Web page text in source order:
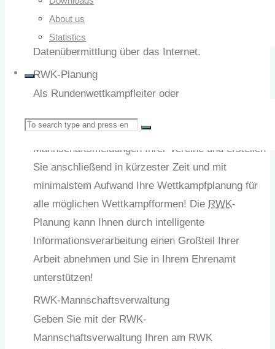
About us
Statistics
Search
Vereinen beim Rundenwettkampf die Möglichkeiten
der modernen Informationsverarbeitung und
Datenübermittlung über das Internet.
RWK-Planung
Als Rundenwettkampfleiter oder
meistern. Überwachen Sie die
Mannschaftsmeldungen Ihrer Vereine und erstellen
Sie anschließend in kürzester Zeit und mit
minimalstem Aufwand Ihre Wettkampfplanung für
alle möglichen Wettkampfformen! Die RWK-
Planung kann Ihnen durch intelligente
Informationsverarbeitung einen Großteil Ihrer
Arbeit abnehmen und Sie in Ihrem Ehrenamt
unterstützen!
RWK-Mannschaftsverwaltung
Geben Sie mit der RWK-
Mannschaftsverwaltung Ihren am RWK